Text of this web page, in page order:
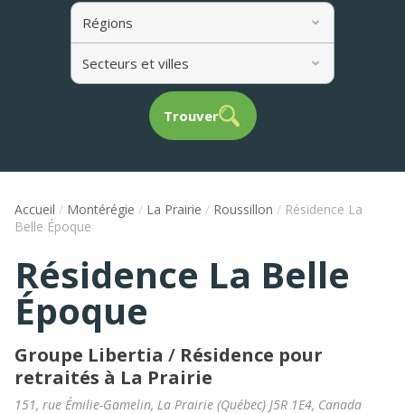
Régions
Secteurs et villes
Trouver
Accueil / Montérégie / La Prairie / Roussillon / Résidence La
Belle Époque
Résidence La Belle
Époque
Groupe Libertia / Résidence pour
retraités à La Prairie
151, rue Émilie-Gamelin, La Prairie (Québec) J5R 1E4, Canada